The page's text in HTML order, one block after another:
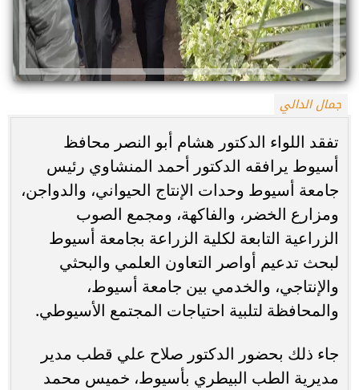
جمال الدالي
تفقد اللواء الدكتور هشام أبو النصر محافظ
أسيوط يرافقه الدكتور أحمد المنشاوي رئيس
جامعة أسيوط وحدات الإنتاج الحيواني، والدواجن،
ومزارع الخضر، والفاكهة، ومجمع الصوب
الزراعية التابعة لكلية الزراعة بجامعة أسيوط
لبحث تدعيم أواصر التعاون العلمي والبحثي
والإنتاجي، والخدمي بين جامعة أسيوط،
والمحافظة لتلبية احتياجات المجتمع الأسيوطي.
جاء ذلك بحضور الدكتور صلاح علي قطب مدير
مديرية الطب البيطري بأسيوط، خميس محمد